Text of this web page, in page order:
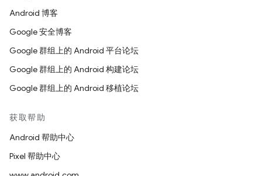
Android 博客
Google 安全博客
Google 群组上的 Android 平台论坛
Google 群组上的 Android 构建论坛
Google 群组上的 Android 移植论坛
获取帮助
Android 帮助中心
Pixel 帮助中心